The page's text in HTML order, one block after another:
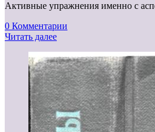
Активные упражнения именно с
0 Комментарии
Читать далее